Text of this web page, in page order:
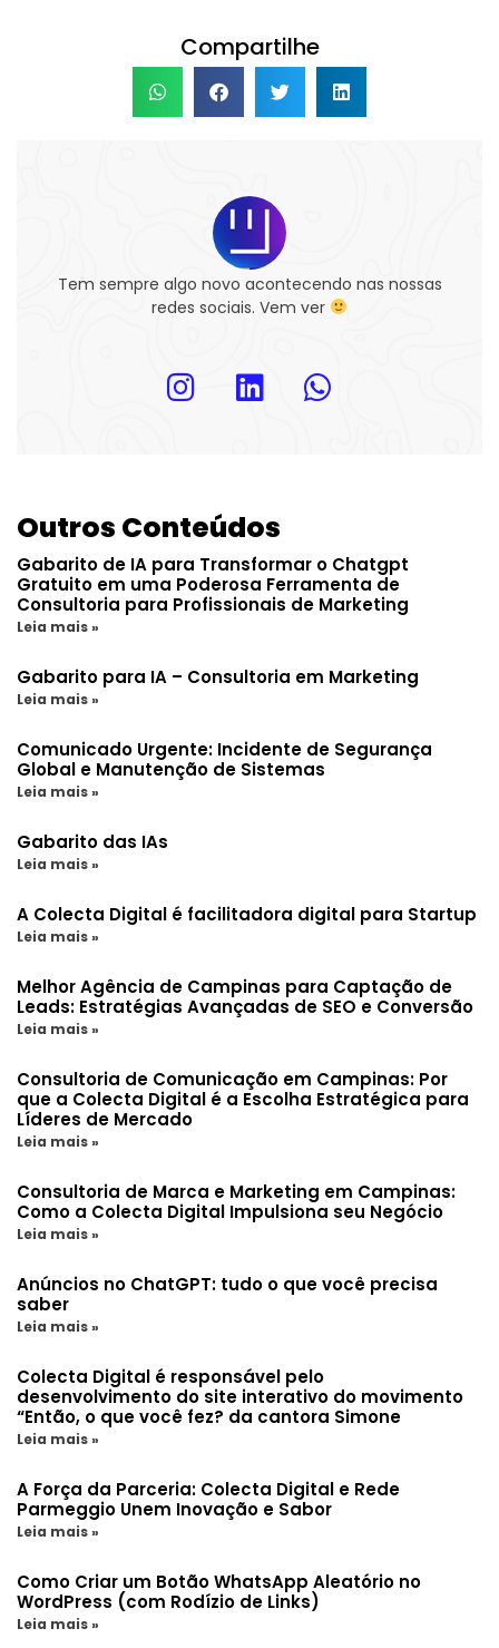
Compartilhe
Tem sempre algo novo acontecendo nas nossas
redes sociais. Vem ver
Outros Conteúdos
Gabarito de IA para Transformar o Chatgpt
Gratuito em uma Poderosa Ferramenta de
Consultoria para Profissionais de Marketing
Leia mais »
Gabarito para IA – Consultoria em Marketing
Leia mais »
Comunicado Urgente: Incidente de Segurança
Global e Manutenção de Sistemas
Leia mais »
Gabarito das IAs
Leia mais »
A Colecta Digital é facilitadora digital para Startup
Leia mais »
Melhor Agência de Campinas para Captação de
Leads: Estratégias Avançadas de SEO e Conversão
Leia mais »
Consultoria de Comunicação em Campinas: Por
que a Colecta Digital é a Escolha Estratégica para
Líderes de Mercado
Leia mais »
Consultoria de Marca e Marketing em Campinas:
Como a Colecta Digital Impulsiona seu Negócio
Leia mais »
Anúncios no ChatGPT: tudo o que você precisa
saber
Leia mais »
Colecta Digital é responsável pelo
desenvolvimento do site interativo do movimento
“Então, o que você fez? da cantora Simone
Leia mais »
A Força da Parceria: Colecta Digital e Rede
Parmeggio Unem Inovação e Sabor
Leia mais »
Como Criar um Botão WhatsApp Aleatório no
WordPress (com Rodízio de Links)
Leia mais »